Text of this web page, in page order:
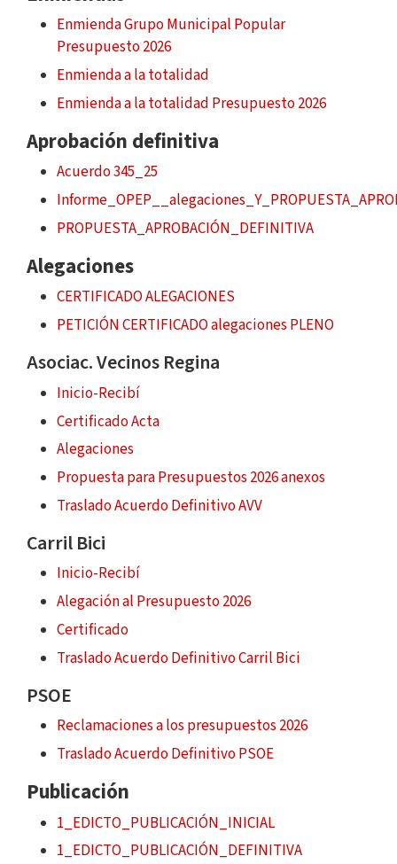
Enmienda Grupo Municipal Popular
Presupuesto 2026
Enmienda a la totalidad
Enmienda a la totalidad Presupuesto 2026
Aprobación definitiva
Acuerdo 345_25
PROPUESTA_APROBACIÓN_DEFINITIVA
Alegaciones
CERTIFICADO ALEGACIONES
PETICIÓN CERTIFICADO alegaciones PLENO
Asociac. Vecinos Regina
Inicio-Recibí
Certificado Acta
Alegaciones
Propuesta para Presupuestos 2026 anexos
Traslado Acuerdo Definitivo AVV
Carril Bici
Inicio-Recibí
Alegación al Presupuesto 2026
Certificado
Traslado Acuerdo Definitivo Carril Bici
PSOE
Reclamaciones a los presupuestos 2026
Traslado Acuerdo Definitivo PSOE
Publicación
1_EDICTO_PUBLICACIÓN_INICIAL
1_EDICTO_PUBLICACIÓN_DEFINITIVA